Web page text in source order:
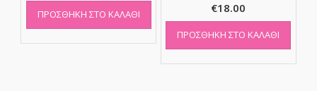
ΠΡΟΣΘΉΚΗ ΣΤΟ ΚΑΛΆΘΙ €18.00
ΠΡΟΣΘΉΚΗ ΣΤΟ ΚΑΛΆΘΙ